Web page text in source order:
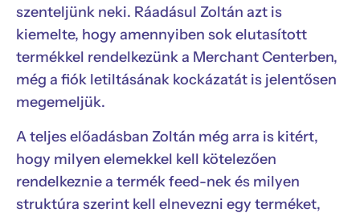
szenteljünk neki. Ráadásul Zoltán azt is
kiemelte, hogy amennyiben sok elutasított
termékkel rendelkezünk a Merchant Centerben,
még a fiók letiltásának kockázatát is jelentősen
megemeljük.
A teljes előadásban Zoltán még arra is kitért,
hogy milyen elemekkel kell kötelezően
rendelkeznie a termék feed-nek és milyen
struktúra szerint kell elnevezni egy terméket,